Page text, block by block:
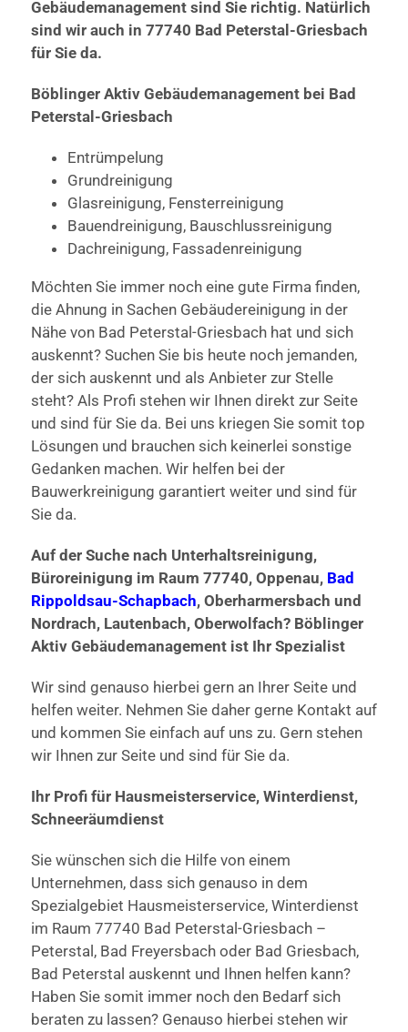
Gebäudemanagement sind Sie richtig. Natürlich
sind wir auch in 77740 Bad Peterstal-Griesbach
für Sie da.
Böblinger Aktiv Gebäudemanagement bei Bad
Peterstal-Griesbach
Entrümpelung
Grundreinigung
Glasreinigung, Fensterreinigung
Bauendreinigung, Bauschlussreinigung
Dachreinigung, Fassadenreinigung
Möchten Sie immer noch eine gute Firma finden,
die Ahnung in Sachen Gebäudereinigung in der
Nähe von Bad Peterstal-Griesbach hat und sich
auskennt? Suchen Sie bis heute noch jemanden,
der sich auskennt und als Anbieter zur Stelle
steht? Als Profi stehen wir Ihnen direkt zur Seite
und sind für Sie da. Bei uns kriegen Sie somit top
Lösungen und brauchen sich keinerlei sonstige
Gedanken machen. Wir helfen bei der
Bauwerkreinigung garantiert weiter und sind für
Sie da.
Auf der Suche nach Unterhaltsreinigung,
Büroreinigung im Raum 77740, Oppenau, Bad
Rippoldsau-Schapbach, Oberharmersbach und
Nordrach, Lautenbach, Oberwolfach? Böblinger
Aktiv Gebäudemanagement ist Ihr Spezialist
Wir sind genauso hierbei gern an Ihrer Seite und
helfen weiter. Nehmen Sie daher gerne Kontakt auf
und kommen Sie einfach auf uns zu. Gern stehen
wir Ihnen zur Seite und sind für Sie da.
Ihr Profi für Hausmeisterservice, Winterdienst,
Schneeräumdienst
Sie wünschen sich die Hilfe von einem
Unternehmen, dass sich genauso in dem
Spezialgebiet Hausmeisterservice, Winterdienst
im Raum 77740 Bad Peterstal-Griesbach –
Peterstal, Bad Freyersbach oder Bad Griesbach,
Bad Peterstal auskennt und Ihnen helfen kann?
Haben Sie somit immer noch den Bedarf sich
beraten zu lassen? Genauso hierbei stehen wir